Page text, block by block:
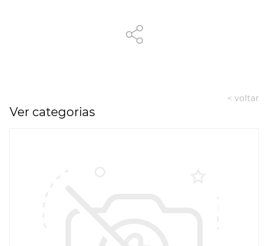
< voltar
Ver categorias